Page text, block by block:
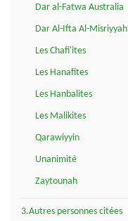
Dar al-Fatwa Australia
Dar Al-Ifta Al-Misriyyah
Les Chafi'ites
Les Hanafites
Les Hanbalites
Les Malikites
Qarawiyyin
Unanimité
Zaytounah
3.Autres personnes citées